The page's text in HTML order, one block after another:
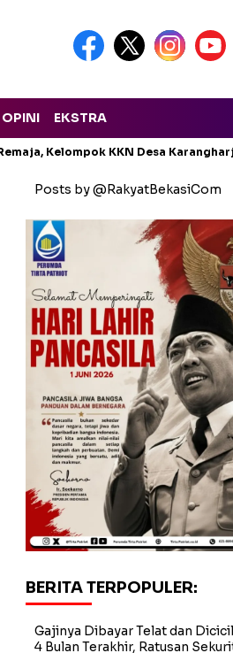
OPINI EKSTRA
Kelompok KKN Desa
Posts by @RakyatBekasiCom
BERITA TERPOPULER:
Gajinya Dibayar Telat dan
4 Bulan Terakhir, Ratusan